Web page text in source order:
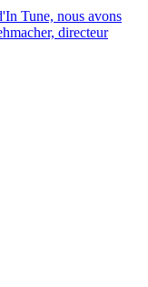
Tune, nous avons
directeur